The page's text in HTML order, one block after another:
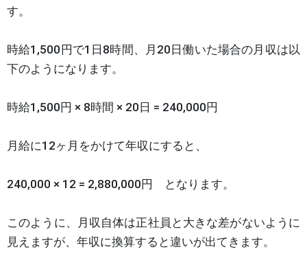
す。
時給1,500円で1日8時間、月20日働いた場合の月収は以
下のようになります。
時給1,500円 × 8時間 × 20日 = 240,000円
月給に12ヶ月をかけて年収にすると、
240,000 × 12 = 2,880,000円 となります。
このように、月収自体は正社員と大きな差がないように
見えますが、年収に換算すると違いが出てきます。